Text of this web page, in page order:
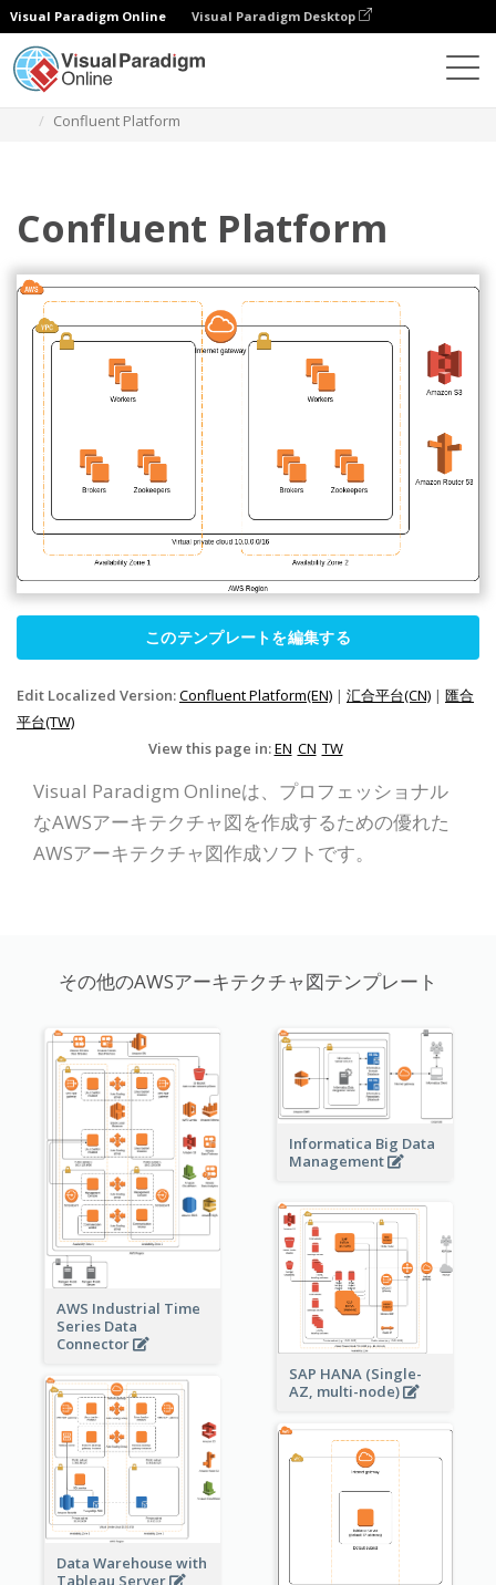
Visual Paradigm Online Visual Paradigm Desktop
Confluent Platform
Confluent Platform
このテンプレートを編集する
Edit Localized Version:Confluent Platform(EN) | 汇合平台(CN) | 匯合
平台(TW)
View this page in:EN CN TW
Visual Paradigm Onlineは、プロフェッショナル
なAWSアーキテクチャ図を作成するための優れた
AWSアーキテクチャ図作成ソフトです。
その他のAWSアーキテクチャ図テンプレート
AWS Industrial Time
Series Data
Connector
Informatica Big Data
Management
SAP HANA (Single-
AZ, multi-node)
Data Warehouse with
Tableau Server